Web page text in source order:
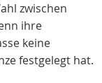
zwischen
ihre
keine
festgelegt hat.